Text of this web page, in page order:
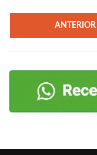
ANTERIOR